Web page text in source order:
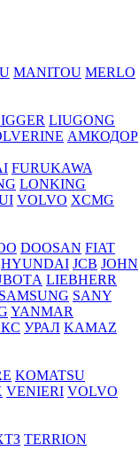
MANITOU MERLO
LIUGONG
АМКОДОР
FURUKAWA
LONKING
VOLVO XCMG
DOOSAN FIAT
HYUNDAI JCB JOHN
LIEBHERR
SAMSUNG SANY
YANMAR
УРАЛ KAMAZ
KOMATSU
VENIERI VOLVO
TERRION